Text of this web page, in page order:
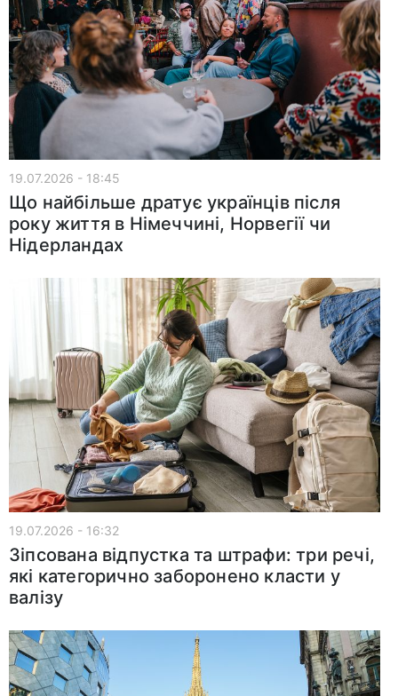
19.07.2026 - 18:45
Що найбільше дратує українців після
року життя в Німеччині, Норвегії чи
Нідерландах
19.07.2026 - 16:32
Зіпсована відпустка та штрафи: три речі,
які категорично заборонено класти у
валізу